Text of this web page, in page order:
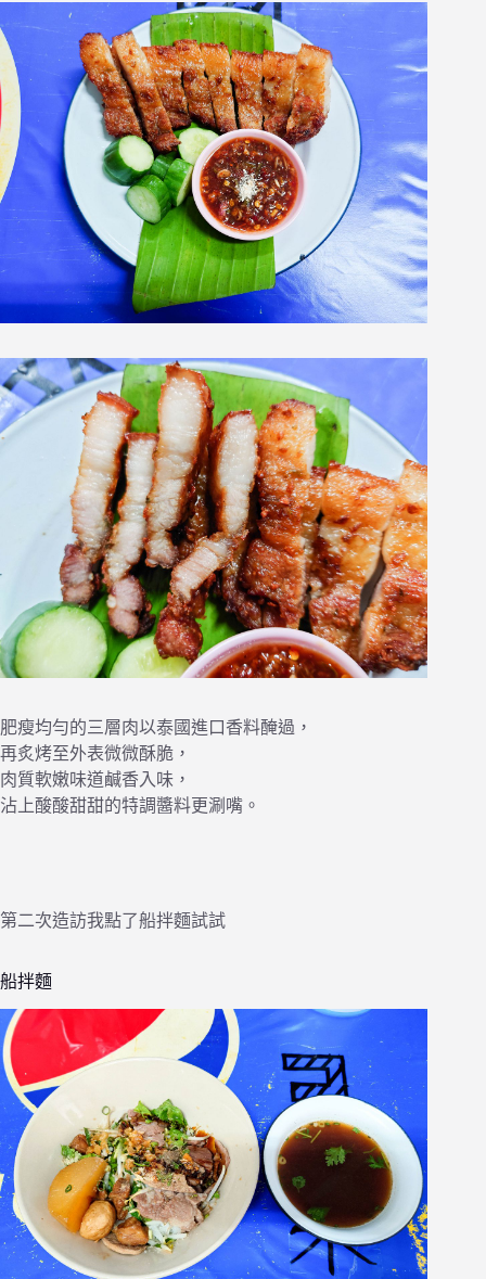
肥瘦均勻的三層肉以泰國進口香料醃過，
再炙烤至外表微微酥脆，
肉質軟嫩味道鹹香入味，
沾上酸酸甜甜的特調醬料更涮嘴。
第二次造訪我點了船拌麵試試
船拌麵